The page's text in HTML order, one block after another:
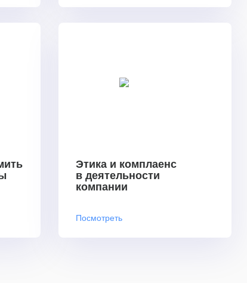
Этика и комплаенс
в деятельности
компании
Посмотреть